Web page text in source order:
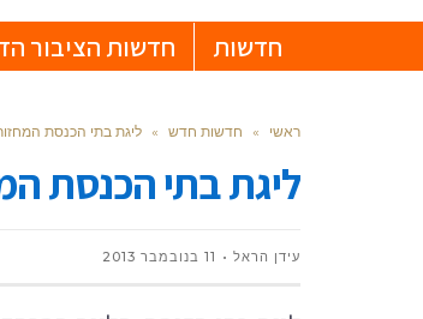
חדשות חדשות הציבור
ראשי » חדשות חדש » ליגת בתי הכנסת
ליגת בתי הכנסת
עידן הראל 11 בנובמבר 2013